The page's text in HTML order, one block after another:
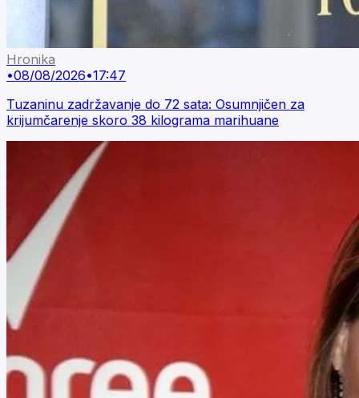
Hronika
•08/08/2026•17:47
Tuzaninu zadržavanje do 72 sata: Osumnjičen za
krijumčarenje skoro 38 kilograma marihuane